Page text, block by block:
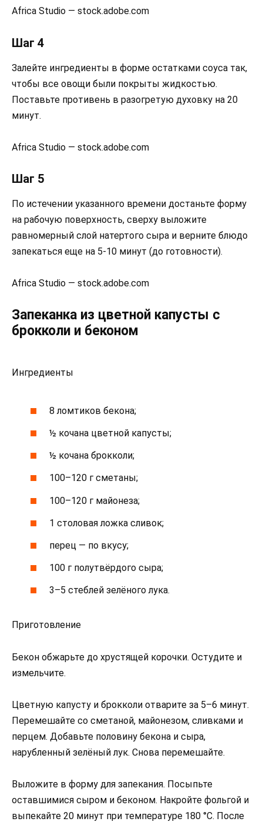
Africa Studio — stock.adobe.com
Шаг 4
Залейте ингредиенты в форме остатками соуса так,
чтобы все овощи были покрыты жидкостью.
Поставьте противень в разогретую духовку на 20
минут.
Africa Studio — stock.adobe.com
Шаг 5
По истечении указанного времени достаньте форму
на рабочую поверхность, сверху выложите
равномерный слой натертого сыра и верните блюдо
запекаться еще на 5-10 минут (до готовности).
Africa Studio — stock.adobe.com
Запеканка из цветной капусты с
брокколи и беконом
Ингредиенты
8 ломтиков бекона;
½ кочана цветной капусты;
½ кочана брокколи;
100–120 г сметаны;
100–120 г майонеза;
1 столовая ложка сливок;
перец — по вкусу;
100 г полутвёрдого сыра;
3–5 стеблей зелёного лука.
Приготовление
Бекон обжарьте до хрустящей корочки. Остудите и
измельчите.
Цветную капусту и брокколи отварите за 5–6 минут.
Перемешайте со сметаной, майонезом, сливками и
перцем. Добавьте половину бекона и сыра,
нарубленный зелёный лук. Снова перемешайте.
Выложите в форму для запекания. Посыпьте
оставшимися сыром и беконом. Накройте фольгой и
выпекайте 20 минут при температуре 180 °С. После